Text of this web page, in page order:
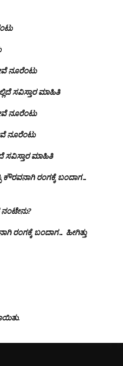
ನೂರೆಂಟು
ಸವಿಸ್ತಾರ ಮಾಹಿತಿ
ನೂರೆಂಟು
ನೂರೆಂಟು
ಸವಿಸ್ತಾರ ಮಾಹಿತಿ
ಕೌರವನಾಗಿ ರಂಗಕ್ಕೆ ಬಂದಾಗ…
ರಂಗಕ್ಕೆ ಬಂದಾಗ… ಹೀಗಿತ್ತು